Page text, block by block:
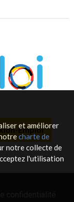
Emploi
et améliorer
charte de
notre collecte de
l'utilisation
confidentialité